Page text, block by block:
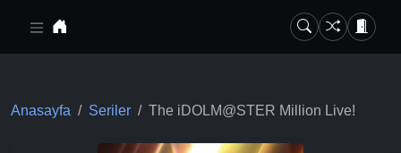
Anasayfa Seriler The iDOLM@STER Million Live!